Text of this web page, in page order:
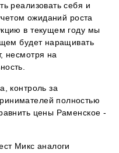
реализовать себя и
ожиданий роста
в текущем году мы
будет наращивать
несмотря на
контроль за
полностью
цены Раменское -
Микс аналоги